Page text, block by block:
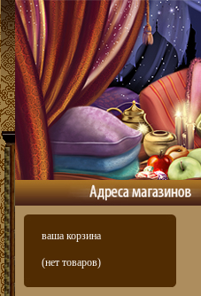
ваша корзина
(нет товаров)